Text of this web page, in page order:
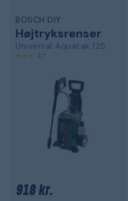
BOSCH DIY
Højtryksrenser
Universal Aquatak 125
2,7
918 kr.